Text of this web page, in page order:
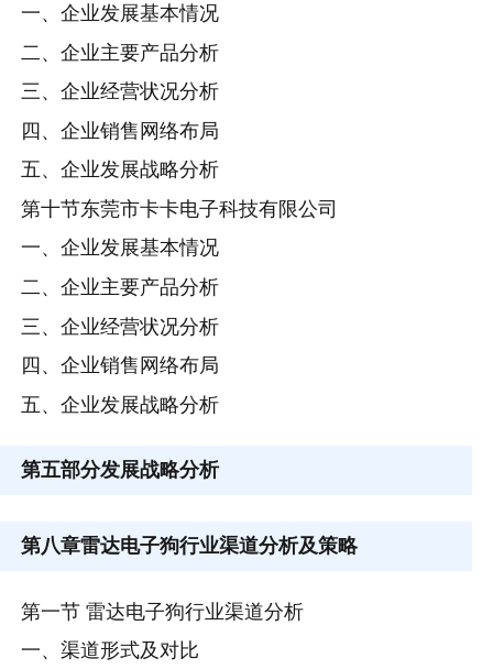
一、企业发展基本情况
二、企业主要产品分析
三、企业经营状况分析
四、企业销售网络布局
五、企业发展战略分析
第十节东莞市卡卡电子科技有限公司
一、企业发展基本情况
二、企业主要产品分析
三、企业经营状况分析
四、企业销售网络布局
五、企业发展战略分析
第五部分发展战略分析
第八章雷达电子狗行业渠道分析及策略
第一节 雷达电子狗行业渠道分析
一、渠道形式及对比